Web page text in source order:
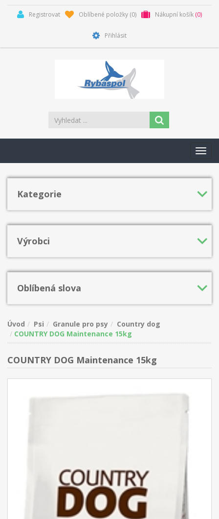
Registrovat Oblíbené položky (0) Nákupní košík (0)
Přihlásit
Kategorie
Výrobci
Oblíbená slova
Úvod Psi Granule pro psy
Country dog
COUNTRY DOG Maintenance 15kg
COUNTRY DOG Maintenance 15kg